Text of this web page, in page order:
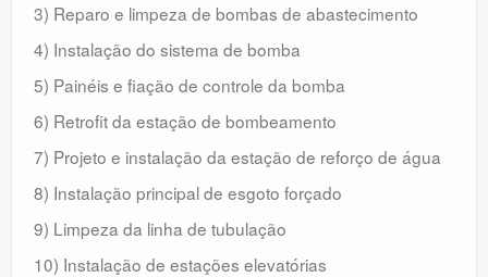
3) Reparo e limpeza de bombas de abastecimento
4) Instalação do sistema de bomba
5) Painéis e fiação de controle da bomba
6) Retrofit da estação de bombeamento
7) Projeto e instalação da estação de reforço de água
8) Instalação principal de esgoto forçado
9) Limpeza da linha de tubulação
10) Instalação de estações elevatórias